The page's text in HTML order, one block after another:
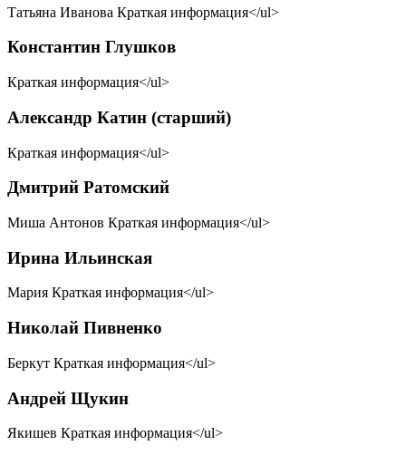
Татьяна Иванова Краткая информация</ul>
Константин Глушков
Краткая информация</ul>
Александр Катин (старший)
Краткая информация</ul>
Дмитрий Ратомский
Миша Антонов Краткая информация</ul>
Ирина Ильинская
Мария Краткая информация</ul>
Николай Пивненко
Беркут Краткая информация</ul>
Андрей Щукин
Якишев Краткая информация</ul>